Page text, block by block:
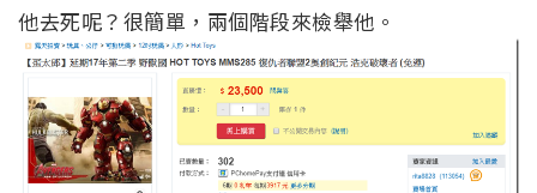
他去死呢？很簡單，兩個階段來檢舉他。